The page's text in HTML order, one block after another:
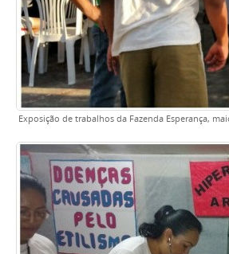
Exposição de trabalhos da Fazenda Esperança,